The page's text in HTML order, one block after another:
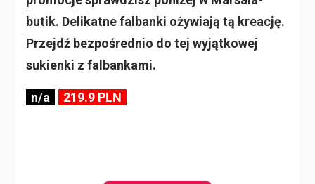
butik. Delikatne falbanki ożywiają tą kreację.
Przejdź bezpośrednio do tej wyjątkowej
sukienki z falbankami.
n/a 219.9 PLN